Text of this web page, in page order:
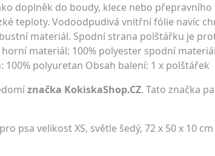
doplněk do boudy, klece nebo
teploty. Vodoodpudivá vnitřní fólie navíc
materiál. Spodní strana polštářku je
horní materiál: 100% polyester spodní
100% polyuretan Obsah balení: 1 x polštářek
značka KokiskaShop.CZ. Tato značka
psa velikost XS, světle šedý, 72 x 50 x 10